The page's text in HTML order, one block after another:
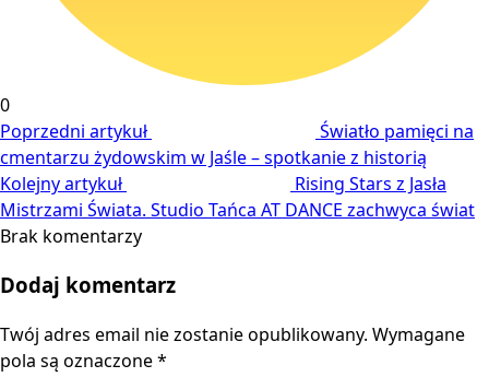
0
Poprzedni artykuł
Światło pamięci na
cmentarzu żydowskim w Jaśle – spotkanie z historią
Kolejny artykuł
Rising Stars z Jasła
Mistrzami Świata. Studio Tańca AT DANCE zachwyca świat
Brak komentarzy
Dodaj komentarz
Twój adres email nie zostanie opublikowany. Wymagane
pola są oznaczone*